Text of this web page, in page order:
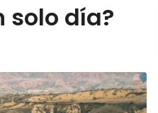
solo día?